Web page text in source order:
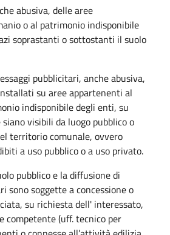
abusiva, delle aree
o al patrimonio indisponibile
soprastanti o sottostanti il suolo
pubblicitari, anche abusiva,
su aree appartenenti al
indisponibile degli enti, su
visibili da luogo pubblico o
territorio comunale, ovvero
a uso pubblico o a uso privato.
pubblico e la diffusione di
sono soggette a concessione o
su richiesta dell' interessato,
competente (uff. tecnico per